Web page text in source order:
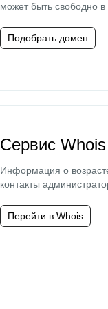
может быть свободно
Подобрать домен
Сервис Whois
Информация о
контакты
Перейти в Whois